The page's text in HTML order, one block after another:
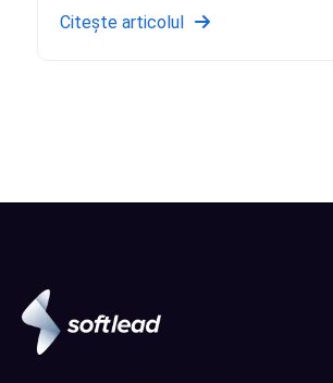
Citește articolul